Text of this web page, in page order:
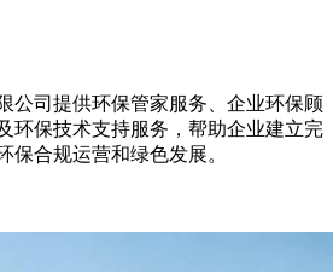
公司提供环保管家服务、企业环保顾
环保技术支持服务，帮助企业建立完
保合规运营和绿色发展。